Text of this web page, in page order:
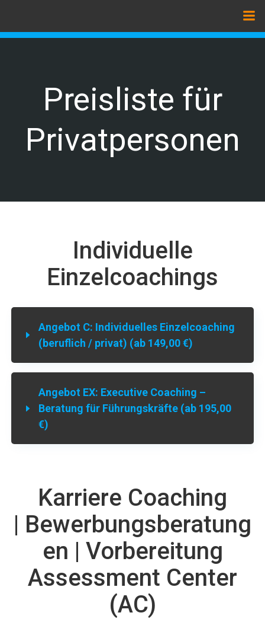
springen
Preisliste für
Privatpersonen
Individuelle
Einzelcoachings
Angebot C: Individuelles Einzelcoaching
(beruflich / privat) (ab 149,00 €)
Angebot EX: Executive Coaching –
Beratung für Führungskräfte (ab 195,00
€)
Karriere Coaching
| Bewerbungsberatung
en | Vorbereitung
Assessment Center
(AC)